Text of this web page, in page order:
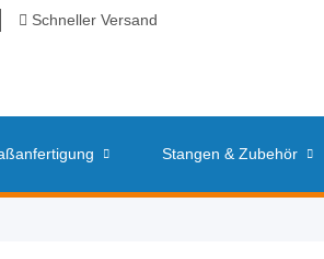
Schneller Versand
Stangen & Zubehör